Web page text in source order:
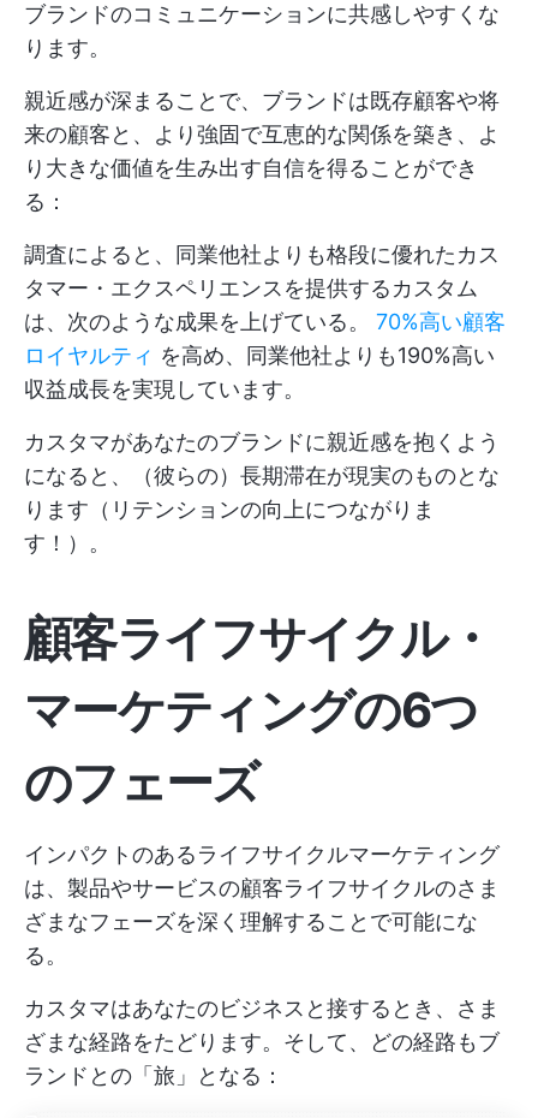
ブランドのコミュニケーションに共感しやすくな
ります。
親近感が深まることで、ブランドは既存顧客や将
来の顧客と、より強固で互恵的な関係を築き、よ
り大きな価値を生み出す自信を得ることができ
る：
調査によると、同業他社よりも格段に優れたカス
タマー・エクスペリエンスを提供するカスタム
は、次のような成果を上げている。 70%高い顧客
ロイヤルティ を高め、同業他社よりも190%高い
収益成長を実現しています。
カスタマがあなたのブランドに親近感を抱くよう
になると、（彼らの）長期滞在が現実のものとな
ります（リテンションの向上につながりま
す！）。
顧客ライフサイクル・
マーケティングの6つ
のフェーズ
インパクトのあるライフサイクルマーケティング
は、製品やサービスの顧客ライフサイクルのさま
ざまなフェーズを深く理解することで可能にな
る。
カスタマはあなたのビジネスと接するとき、さま
ざまな経路をたどります。そして、どの経路もブ
ランドとの「旅」となる：